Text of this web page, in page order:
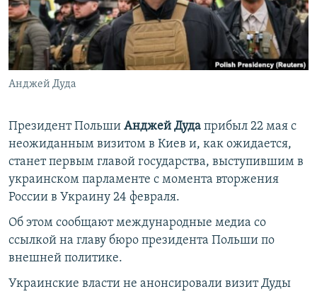
ПОБЕДИТЕЛЕЙ НЕ СУДЯТ?
КРЫМ.НЕПОКОРЕННЫЙ
ELIFBE
УКРАИНСКАЯ ПРОБЛЕМА КРЫМА
ПРИСОЕДИНЯЙТЕСЬ!
Анджей Дуда
Президент Польши Анджей Дуда прибыл 22 мая с
неожиданным визитом в Киев и, как ожидается,
станет первым главой государства, выступившим в
украинском парламенте с момента вторжения
России в Украину 24 февраля.
Об этом сообщают международные медиа со
ссылкой на главу бюро президента Польши по
внешней политике.
Украинские власти не анонсировали визит Дуды